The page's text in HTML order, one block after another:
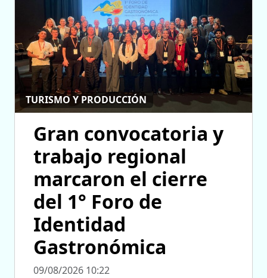
TURISMO Y PRODUCCIÓN
Gran convocatoria y
trabajo regional
marcaron el cierre
del 1° Foro de
Identidad
Gastronómica
09/08/2026 10:22